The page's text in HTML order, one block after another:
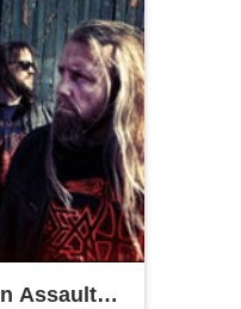
Assault